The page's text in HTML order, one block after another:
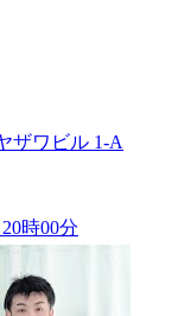
ザワビル 1-A
時00分